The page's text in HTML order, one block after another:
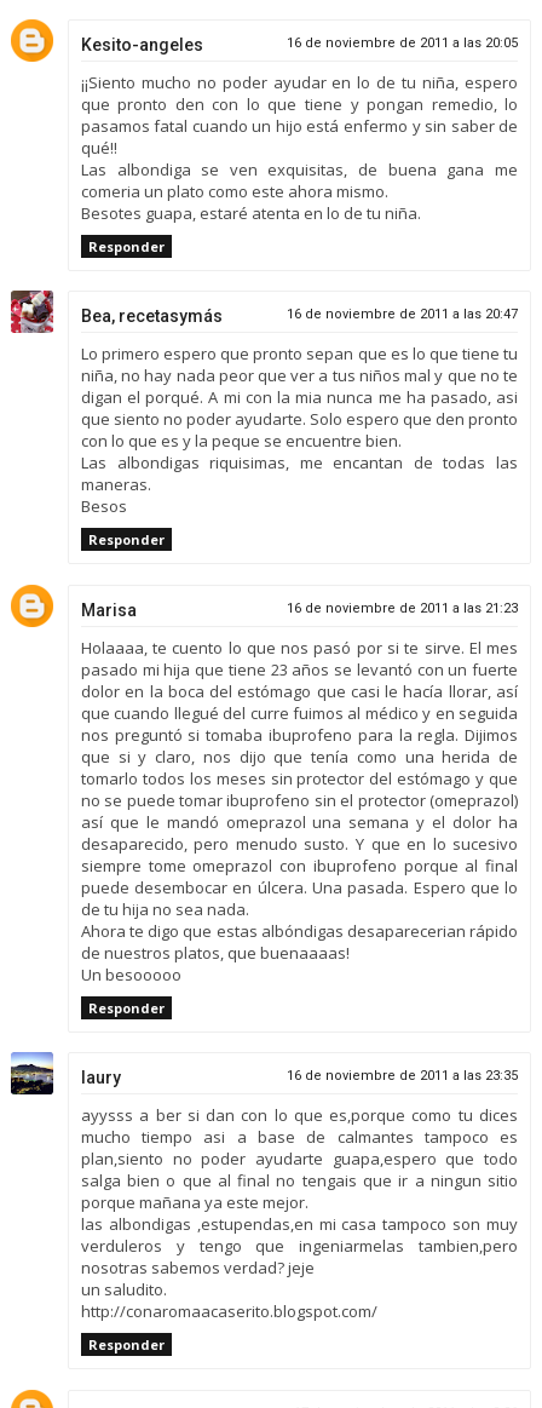
Kesito-angeles 16 de noviembre de 2011 a las 20:05
¡¡Siento mucho no poder ayudar en lo de tu niña, espero
que pronto den con lo que tiene y pongan remedio, lo
pasamos fatal cuando un hijo está enfermo y sin saber de
qué!!
Las albondiga se ven exquisitas, de buena gana me
comeria un plato como este ahora mismo.
Besotes guapa, estaré atenta en lo de tu niña.
Responder
Bea, recetasymás 16 de noviembre de 2011 a las 20:47
Lo primero espero que pronto sepan que es lo que tiene tu
niña, no hay nada peor que ver a tus niños mal y que no te
digan el porqué. A mi con la mia nunca me ha pasado, asi
que siento no poder ayudarte. Solo espero que den pronto
con lo que es y la peque se encuentre bien.
Las albondigas riquisimas, me encantan de todas las
maneras.
Besos
Responder
Marisa 16 de noviembre de 2011 a las 21:23
Holaaaa, te cuento lo que nos pasó por si te sirve. El mes
pasado mi hija que tiene 23 años se levantó con un fuerte
dolor en la boca del estómago que casi le hacía llorar, así
que cuando llegué del curre fuimos al médico y en seguida
nos preguntó si tomaba ibuprofeno para la regla. Dijimos
que si y claro, nos dijo que tenía como una herida de
tomarlo todos los meses sin protector del estómago y que
no se puede tomar ibuprofeno sin el protector (omeprazol)
así que le mandó omeprazol una semana y el dolor ha
desaparecido, pero menudo susto. Y que en lo sucesivo
siempre tome omeprazol con ibuprofeno porque al final
puede desembocar en úlcera. Una pasada. Espero que lo
de tu hija no sea nada.
Ahora te digo que estas albóndigas desaparecerian rápido
de nuestros platos, que buenaaaas!
Un besooooo
Responder
laury 16 de noviembre de 2011 a las 23:35
ayysss a ber si dan con lo que es,porque como tu dices
mucho tiempo asi a base de calmantes tampoco es
plan,siento no poder ayudarte guapa,espero que todo
salga bien o que al final no tengais que ir a ningun sitio
porque mañana ya este mejor.
las albondigas ,estupendas,en mi casa tampoco son muy
verduleros y tengo que ingeniarmelas tambien,pero
nosotras sabemos verdad? jeje
un saludito.
http://conaromaacaserito.blogspot.com/
Responder